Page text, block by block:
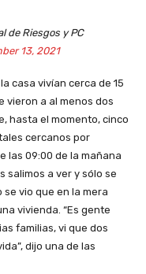
de Riesgos y PC
13, 2021
casa vivían cerca de 15
vieron a al menos dos
hasta el momento, cinco
cercanos por
las 09:00 de la mañana
salimos a ver y sólo se
vio que en la mera
vivienda. “Es gente
familias, vi que dos
dijo una de las